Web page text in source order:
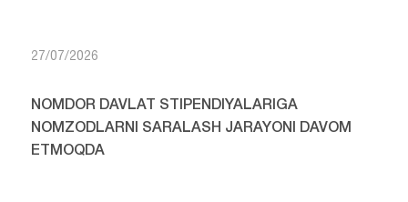
27/07/2026
NOMDOR DAVLAT STIPENDIYALARIGA
NOMZODLARNI SARALASH JARAYONI DAVOM
ETMOQDA